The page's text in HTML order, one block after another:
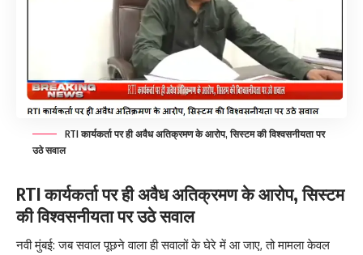
RTI कार्यकर्ता पर ही अवैध अतिक्रमण के आरोप, सिस्टम की विश्वसनीयता पर
उठे सवाल
RTI कार्यकर्ता पर ही अवैध अतिक्रमण के आरोप, सिस्टम
की विश्वसनीयता पर उठे सवाल
नवी मुंबई: जब सवाल पूछने वाला ही सवालों के घेरे में आ जाए, तो मामला केवल